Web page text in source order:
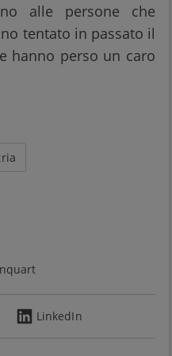
alle persone che
tentato in passato il
hanno perso un caro
LinkedIn